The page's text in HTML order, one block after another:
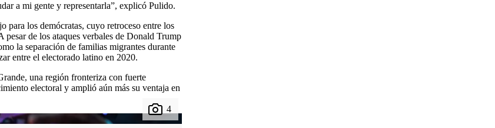
a mi gente y representarla”, explicó Pulido.
para los demócratas, cuyo retroceso entre los
de los ataques verbales de Donald Trump
la separación de familias migrantes durante
entre el electorado latino en 2020.
una región fronteriza con fuerte
electoral y amplió aún más su ventaja en